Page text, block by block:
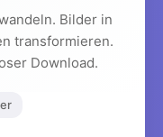
Bilder in
transformieren.
Download.